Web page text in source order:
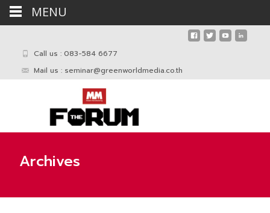
Call us : 083-584 6677
Mail us : seminar@greenworldmedia.co.th
Archives
MENU